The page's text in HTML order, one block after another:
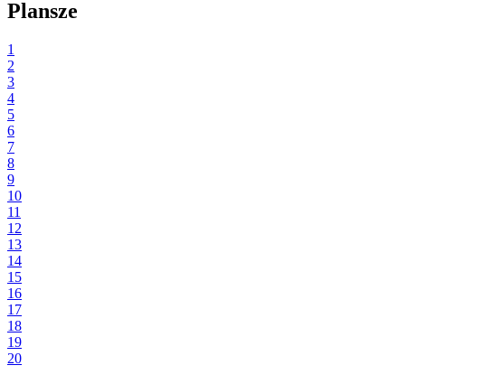
Plansze
1
2
3
4
5
6
7
8
9
10
11
12
13
14
15
16
17
18
19
20